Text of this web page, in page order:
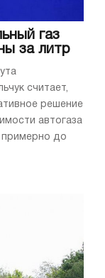
газ
за литр
считает,
решение
автогаза
примерно до